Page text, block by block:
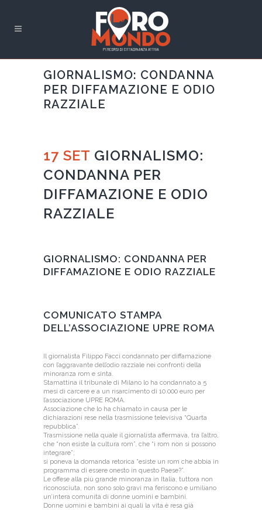
GIORNALISMO: CONDANNA
PER DIFFAMAZIONE E ODIO
RAZZIALE
17 SET GIORNALISMO:
CONDANNA PER
DIFFAMAZIONE E ODIO
RAZZIALE
GIORNALISMO: CONDANNA PER
DIFFAMAZIONE E ODIO RAZZIALE
COMUNICATO STAMPA
DELL’ASSOCIAZIONE UPRE ROMA
Il giornalista Filippo Facci condannato per diffamazione
con l’aggravante dell’odio razziale nei confronti della
minoranza rom e sinta.
Stamattina il tribunale di Milano lo ha condannato a 5
mesi di carcere e a un risarcimento di 10.000 euro per
l’associazione UPRE ROMA.
Associazione che lo ha chiamato in causa per le
dichiarazioni rese nella trasmissione televisiva “Quarta
repubblica”.
Trasmissione nella quale il giornalista affermava, tra l’altro,
che “non esiste la cultura rom”, che “i rom non si possono
integrare”;
si poneva la domanda retorica “esiste un rom che abbia in
programma di essere onesto in questo Paese?”.
Le offese alla più grande minoranza in Italia, tuttora non
riconosciuta, non sono solo gravi ma feriscono e umiliano
un’intera comunità di donne uomini e bambini.
Donne uomini e bambini ai quali la vita è resa già